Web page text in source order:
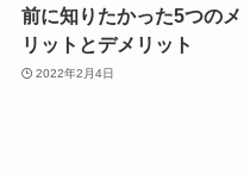
前に知りたかった5つのメ
リットとデメリット
2022年2月4日